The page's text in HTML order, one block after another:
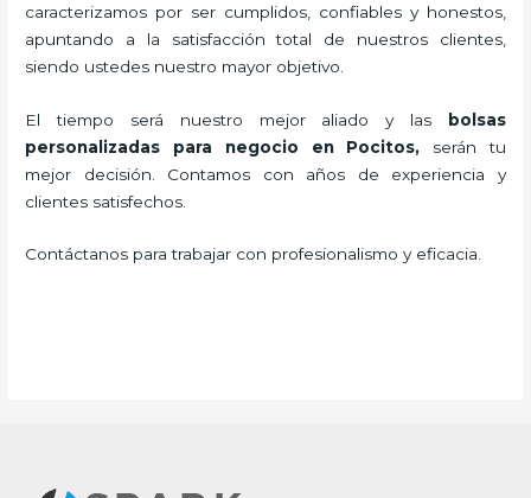
caracterizamos por ser cumplidos, confiables y honestos,
apuntando a la satisfacción total de nuestros clientes,
siendo ustedes nuestro mayor objetivo.
El tiempo será nuestro mejor aliado y las bolsas
personalizadas para negocio en Pocitos, serán tu
mejor decisión. Contamos con años de experiencia y
clientes satisfechos.
Contáctanos para trabajar con profesionalismo y eficacia.